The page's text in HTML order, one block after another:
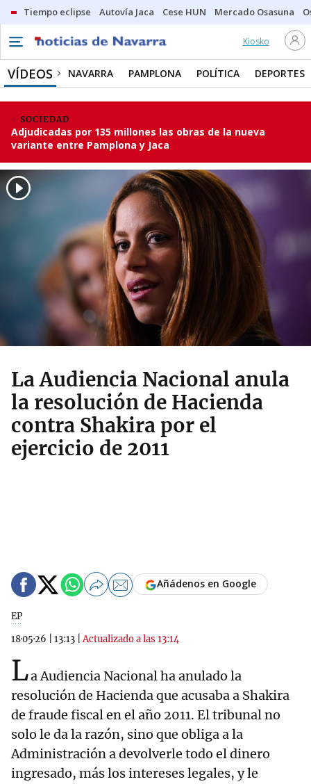
Tiempo eclipse Autovía Jaca Cese HUN Mercado Osasuna
Kiosko
VÍDEOS NAVARRA PAMPLONA POLÍTICA DEPORTES
SOCIEDAD
Adjudicadas por 135 millones las obras de la nueva
variante entre Pamplona y Jaca
La Audiencia Nacional anula
la resolución de Hacienda
contra Shakira por el
ejercicio de 2011
EP
18·05·26
13:13 |Actualizado a las 13:14
Añádenos en Google
La Audiencia Nacional ha anulado la
resolución de Hacienda que acusaba a Shakira
de fraude fiscal en el año 2011. El tribunal no
solo le da la razón, sino que obliga a la
Administración a devolverle todo el dinero
ingresado, más los intereses legales, y le